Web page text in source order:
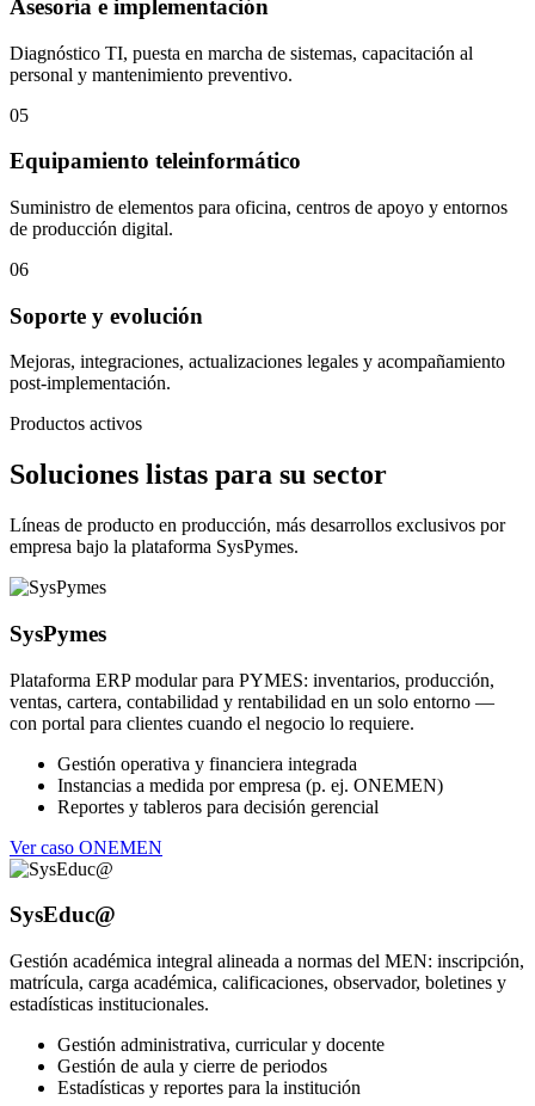
Asesoría e implementación
Diagnóstico TI, puesta en marcha de sistemas, capacitación al
personal y mantenimiento preventivo.
05
Equipamiento teleinformático
Suministro de elementos para oficina, centros de apoyo y entornos
de producción digital.
06
Soporte y evolución
Mejoras, integraciones, actualizaciones legales y acompañamiento
post-implementación.
Productos activos
Soluciones listas para su sector
Líneas de producto en producción, más desarrollos exclusivos por
empresa bajo la plataforma SysPymes.
SysPymes
Plataforma ERP modular para PYMES: inventarios, producción,
ventas, cartera, contabilidad y rentabilidad en un solo entorno —
con portal para clientes cuando el negocio lo requiere.
Gestión operativa y financiera integrada
Instancias a medida por empresa (p. ej. ONEMEN)
Reportes y tableros para decisión gerencial
Ver caso ONEMEN
SysEduc@
Gestión académica integral alineada a normas del MEN: inscripción,
matrícula, carga académica, calificaciones, observador, boletines y
estadísticas institucionales.
Gestión administrativa, curricular y docente
Gestión de aula y cierre de periodos
Estadísticas y reportes para la institución